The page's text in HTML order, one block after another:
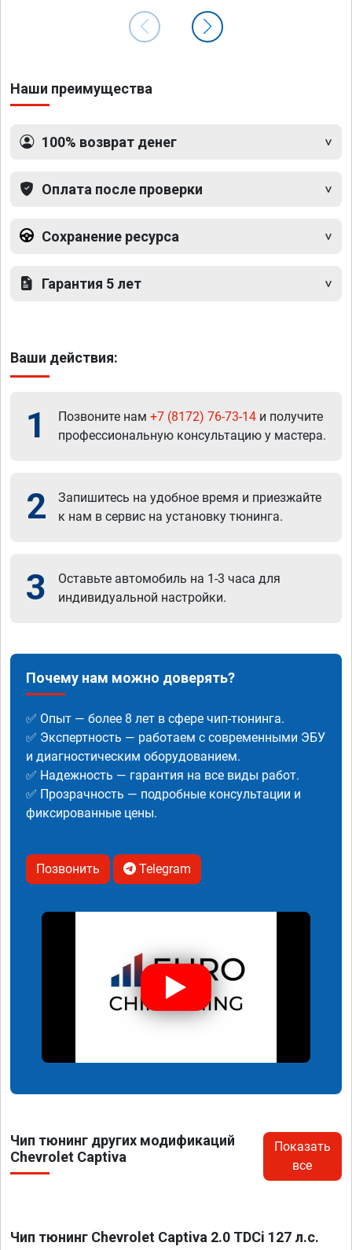
Наши преимущества
100% возврат денег
Оплата после проверки
Сохранение ресурса
Гарантия 5 лет
Ваши действия:
1 Позвоните нам +7 (8172) 76-73-14 и получите
профессиональную консультацию у мастера.
2
Запишитесь на удобное время и приезжайте
к нам в сервис на установку тюнинга.
3
Оставьте автомобиль на 1-3 часа для
индивидуальной настройки.
Почему нам можно доверять?
✅ Опыт — более 8 лет в сфере чип-тюнинга.
✅ Экспертность — работаем с современными ЭБУ
и диагностическим оборудованием.
✅ Надежность — гарантия на все виды работ.
✅ Прозрачность — подробные консультации и
фиксированные цены.
Позвонить Telegram
Чип тюнинг других модификаций
Chevrolet Captiva
Показать
все
Чип тюнинг Chevrolet Captiva 2.0 TDCi 127 л.с.